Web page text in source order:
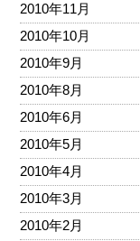
2010年11月
2010年10月
2010年9月
2010年8月
2010年6月
2010年5月
2010年4月
2010年3月
2010年2月